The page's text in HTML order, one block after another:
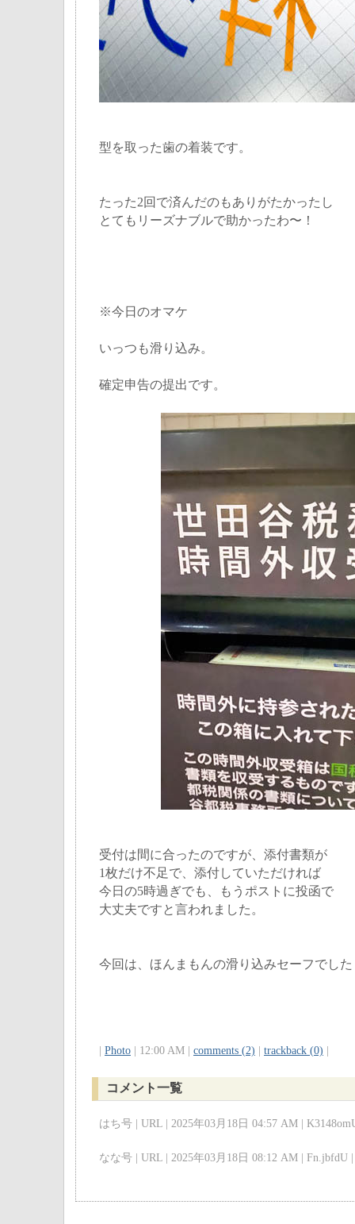
型を取った歯の着装です。
たった2回で済んだのもありがたかったし
とてもリーズナブルで助かったわ〜！
※今日のオマケ
いっつも滑り込み。
確定申告の提出です。
受付は間に合ったのですが、添付書類が
1枚だけ不足で、添付していただければ
今日の5時過ぎでも、もうポストに投函で
大丈夫ですと言われました。
今回は、ほんまもんの滑り込みセーフでし
Photo | 12:00 AM | comments (2) trackback (0)
コメント一覧
はち号 | URL | 2025年03月18日 04:57 AM |
なな号 | URL | 2025年03月18日 08:12 AM | Fn.jbfdU |